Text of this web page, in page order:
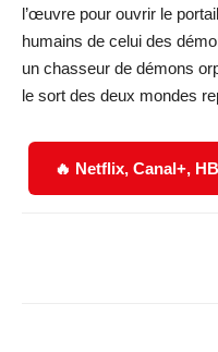
l’œuvre pour ouvrir le
humains de celui des
un chasseur de démons
le sort des deux mondes
🔥 Netflix, Canal+,